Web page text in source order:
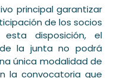
principal garantizar
de los socios
disposición, el
la junta no podrá
única modalidad de
la convocatoria que